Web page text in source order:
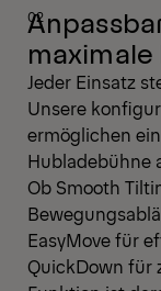
maximale
Jeder Einsatz
Unsere
ermöglichen
Hubladebühne
Ob Smooth
EasyMove für
QuickDown für